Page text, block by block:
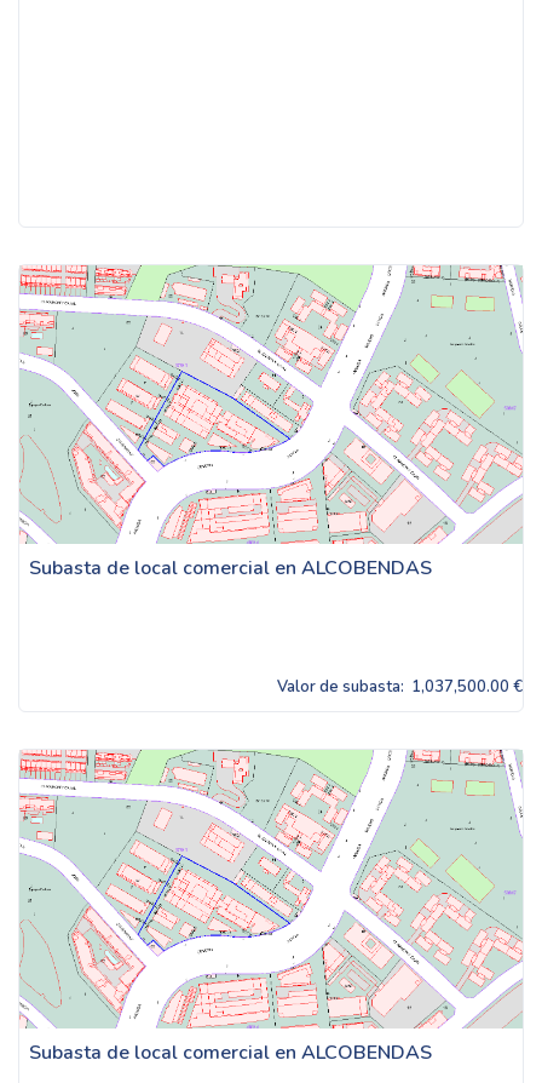
Subasta de local comercial en ALCOBENDAS
Valor de subasta: 1,037,500.00 €
Subasta de local comercial en ALCOBENDAS